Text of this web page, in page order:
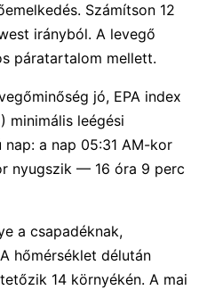
Számítson 12
irányból. A levegő
páratartalom mellett.
jó, EPA index
minimális leégési
a nap 05:31 AM-kor
nyugszik — 16 óra 9 perc
a csapadéknak,
hőmérséklet délután
14 környékén. A mai